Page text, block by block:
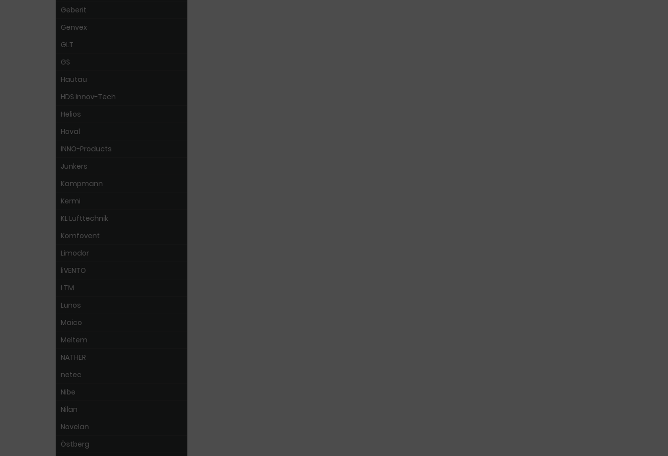
Geberit
Genvex
GLT
GS
Hautau
HDS Innov-Tech
Helios
Hoval
INNO-Products
Junkers
Kampmann
Kermi
KL Lufttechnik
Komfovent
Limodor
liVENTO
LTM
Lunos
Maico
Meltem
NATHER
netec
Nibe
Nilan
Novelan
Östberg